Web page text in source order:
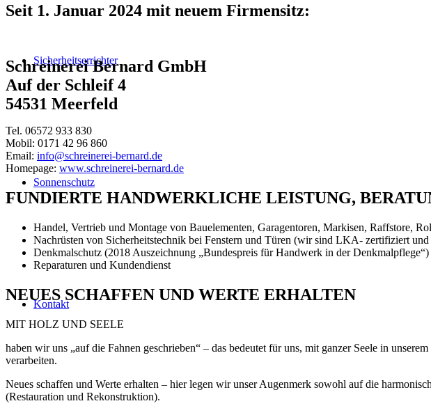
Sicherheitserrichter
Sonnenschutz
Kontakt
Seit 1. Januar 2024 mit neuem Firmensitz:
Schreinerei Bernard GmbH
Auf der Schleif 4
54531 Meerfeld
Tel. 06572 933 830
Mobil: 0171 42 96 860
Email: info@schreinerei-bernard.de
Homepage: www.schreinerei-bernard.de
FUNDIERTE HANDWERKLICHE LEISTUNG,
Handel, Vertrieb und Montage von Bauelementen, Garagentoren, Markisen, Raffstore,
Nachrüsten von Sicherheitstechnik bei Fenstern und Türen (wir sind LKA- zertifiziert und
Denkmalschutz (2018 Auszeichnung „Bundespreis für Handwerk in der Denkmalpflege“)
Reparaturen und Kundendienst
NEUES SCHAFFEN UND WERTE ERHALTEN
MIT HOLZ UND SEELE
haben wir uns „auf die Fahnen geschrieben“ – das bedeutet für uns, mit ganzer Seele in
verarbeiten.
Neues schaffen und Werte erhalten – hier legen wir unser Augenmerk sowohl auf die
(Restauration und Rekonstruktion).